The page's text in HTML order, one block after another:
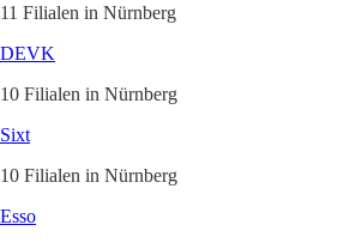
11 Filialen in Nürnberg
DEVK
10 Filialen in Nürnberg
Sixt
10 Filialen in Nürnberg
Esso